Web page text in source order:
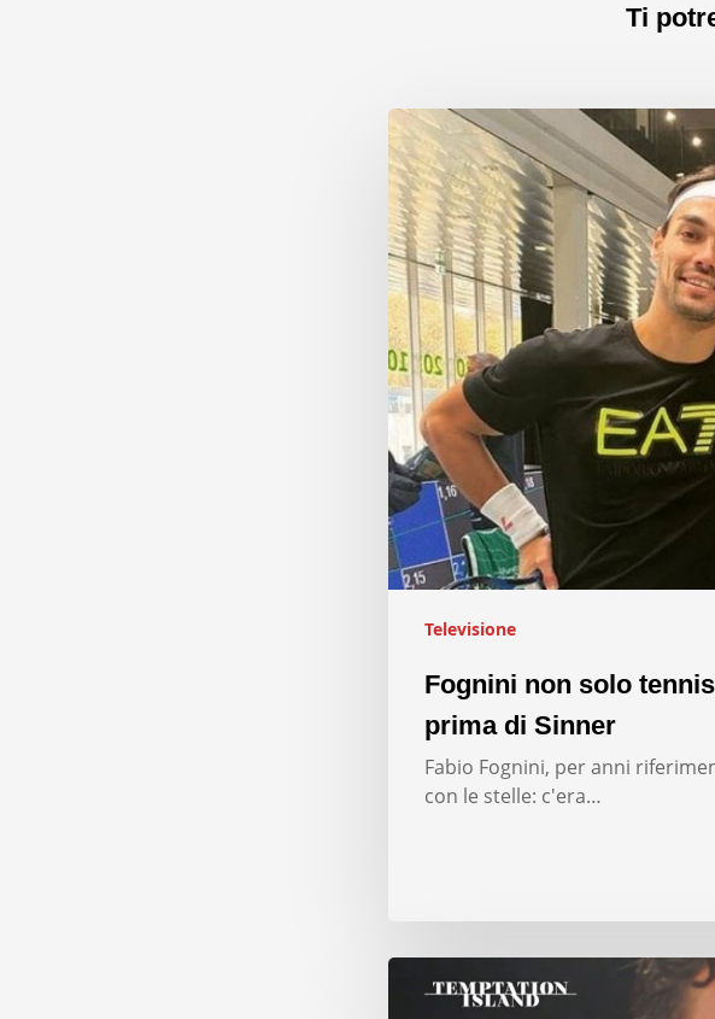
Ti
Televisione
Fognini non solo
prima di Sinner
Fabio Fognini, per anni
con le stelle: c'era…